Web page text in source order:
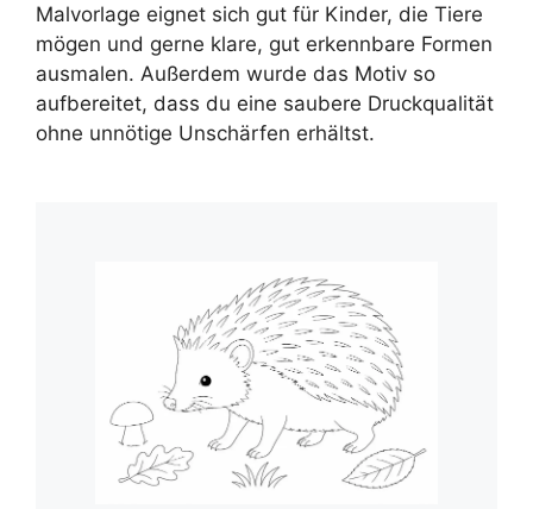
Malvorlage eignet sich gut für Kinder, die Tiere
mögen und gerne klare, gut erkennbare Formen
ausmalen. Außerdem wurde das Motiv so
aufbereitet, dass du eine saubere Druckqualität
ohne unnötige Unschärfen erhältst.